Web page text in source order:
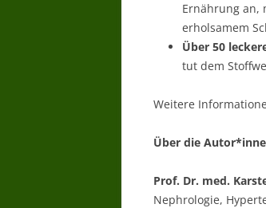
Ernährung an,
erholsamem
Über 50
tut dem
Weitere
Über die
Prof. Dr. med.
Nephrologie,